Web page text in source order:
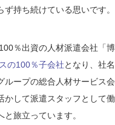
持ち続けている思いです。
％出資の人材派遣会社「
の100％子会社となり、社
ループの総合人材サービス
して派遣スタッフとして
旅立っています。